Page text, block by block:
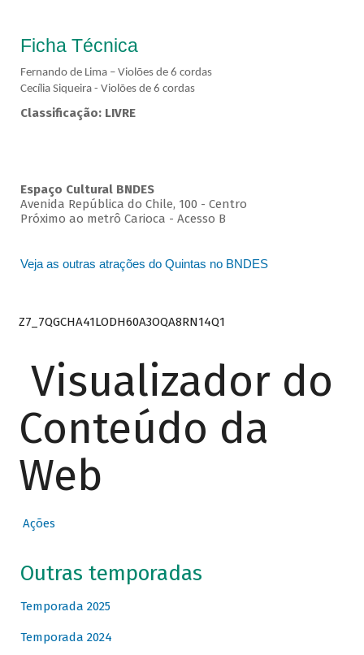
Ficha Técnica
Fernando de Lima – Violões de 6 cordas
Cecília Siqueira - Violões de 6 cordas
Classificação: LIVRE
Espaço Cultural BNDES
Avenida República do Chile, 100 - Centro
Próximo ao metrô Carioca - Acesso B
Veja as outras atrações do Quintas no BNDES
Z7_7QGCHA41LODH60A3OQA8RN14Q1
Visualizador do
Conteúdo da
Web
Ações
Outras temporadas
Temporada 2025
Temporada 2024